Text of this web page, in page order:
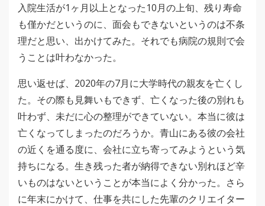
入院生活が1ヶ月以上となった10月の上旬、残り寿命
も僅かだというのに、面会もできないというのは不条
理だと思い、出かけてみた。それでも病院の規則で会
うことは叶わなかった。
思い返せば、2020年の7月に大学時代の親友を亡くし
た。その際も見舞いもできず、亡くなった後の別れも
叶わず、未だに心の整理ができていない。本当に彼は
亡くなってしまったのだろうか。青山にある彼の会社
の近くを通る度に、会社に立ち寄ってみようという気
持ちになる。生き残った者が納得できない別れほど辛
いものはないということが本当によく分かった。さら
に年末にかけて、仕事を共にした先輩のクリエイター